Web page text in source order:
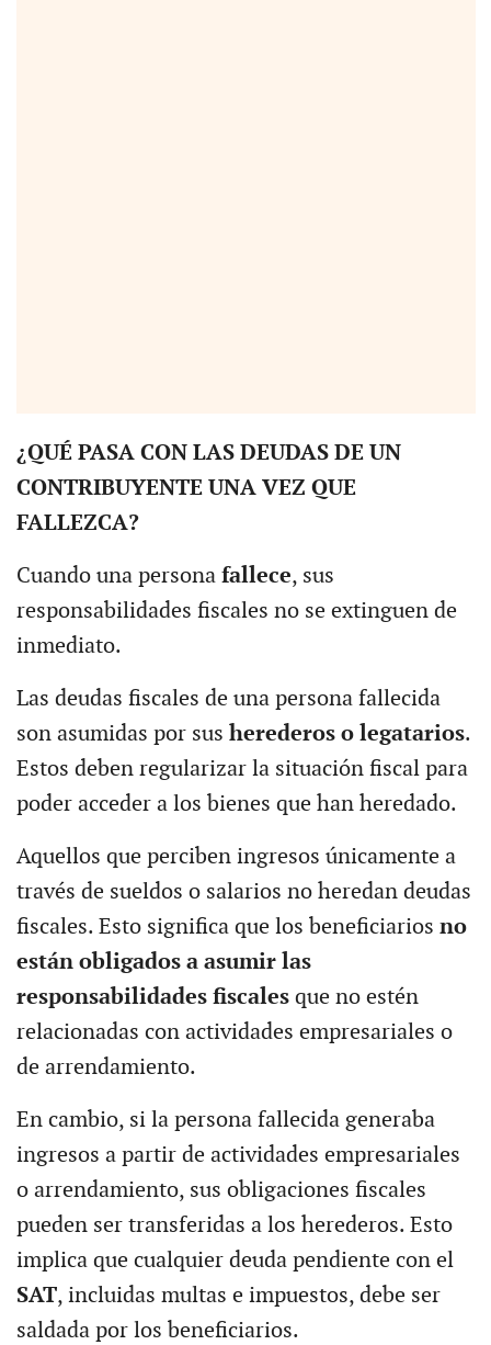
¿QUÉ PASA CON LAS DEUDAS DE UN
CONTRIBUYENTE UNA VEZ QUE
FALLEZCA?
Cuando una persona fallece, sus
responsabilidades fiscales no se extinguen de
inmediato.
Las deudas fiscales de una persona fallecida
son asumidas por sus herederos o legatarios.
Estos deben regularizar la situación fiscal para
poder acceder a los bienes que han heredado.
Aquellos que perciben ingresos únicamente a
través de sueldos o salarios no heredan deudas
fiscales. Esto significa que los beneficiarios no
están obligados a asumir las
responsabilidades fiscalesque no estén
relacionadas con actividades empresariales o
de arrendamiento.
En cambio, si la persona fallecida generaba
ingresos a partir de actividades empresariales
o arrendamiento, sus obligaciones fiscales
pueden ser transferidas a los herederos. Esto
implica que cualquier deuda pendiente con el
SAT, incluidas multas e impuestos, debe ser
saldada por los beneficiarios.